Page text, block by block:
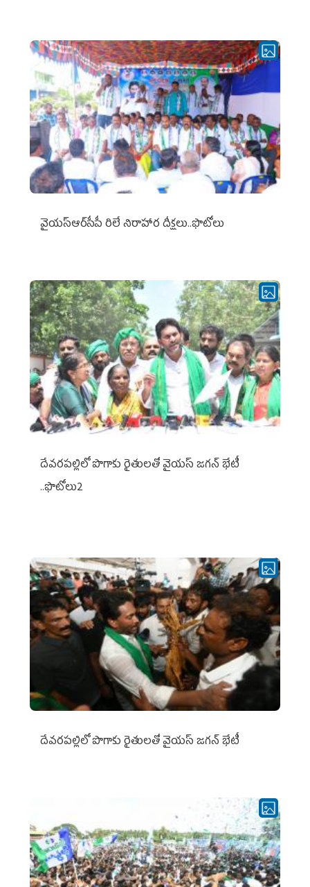
వైయ‌స్ఆర్‌సీపీ రిలే నిరాహార దీక్షలు..ఫొటోలు
దేవరపల్లిలో పొగాకు రైతులతో వైయస్ జగన్ భేటీ
..ఫొటోలు2
దేవరపల్లిలో పొగాకు రైతులతో వైయస్ జగన్ భేటీ